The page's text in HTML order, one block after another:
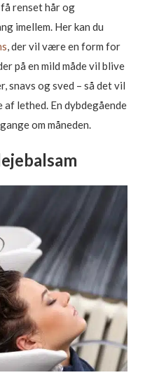
renset hår og
imellem. Her kan du
, der vil være en form for
på en mild måde vil blive
og sved – så det vil
lethed. En dybdegående
om måneden.